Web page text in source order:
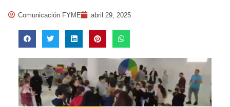
Comunicación FYME abril 29, 2025